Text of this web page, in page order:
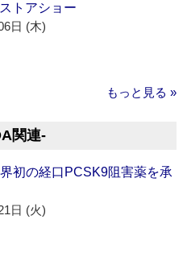
トアショー
日 (木)
もっと見る »
関連‐
初の経口PCSK9阻害薬を承
日 (火)